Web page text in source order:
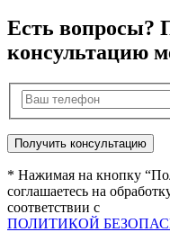
Есть вопросы?
консультацию
* Нажимая на кнопку
соглашаетесь на
соответствии с
ПОЛИТИКОЙ